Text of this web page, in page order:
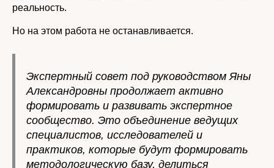
реальность.
Но на этом работа не останавливается.
Экспертный совет под руководством Яны
Александровны продолжает активно
формировать и развивать экспертное
сообщество. Это объединение ведущих
специалистов, исследователей и
практиков, которые будут формировать
методологическую базу, делиться